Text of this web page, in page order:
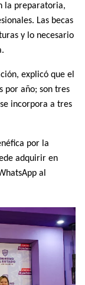
la preparatoria,
Las becas
y lo necesario
explicó que el
por año; son tres
incorpora a tres
por la
adquirir en
al